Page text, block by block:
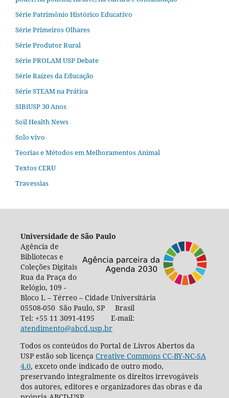
Série Patrimônio Histórico Educativo
Série Primeiros Olhares
Série Produtor Rural
Série PROLAM USP Debate
Série Raízes da Educação
Série STEAM na Prática
SIBiUSP 30 Anos
Soil Health News
Solo vivo
Teorias e Métodos em Melhoramentos Animal
Textos CERU
Travessias
Universidade de São Paulo
Agência de
Bibliotecas e
Coleções Digitais
Rua da Praça do
Relógio, 109 -
Bloco L – Térreo – Cidade Universitária
05508-050 São Paulo, SP Brasil
Tel: +55 11 3091-4195 E-mail:
atendimento@abcd.usp.br
Todos os conteúdos do Portal de Livros Abertos da
USP estão sob licença Creative Commons CC-BY-NC-SA
4.0, exceto onde indicado de outro modo,
preservando integralmente os direitos irrevogáveis
dos autores, editores e organizadores das obras e da